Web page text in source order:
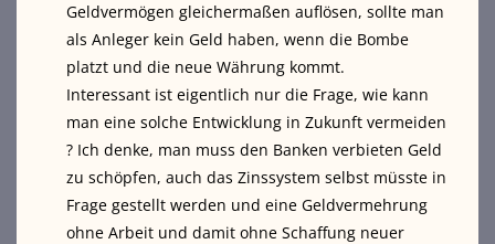
Geldvermögen gleichermaßen auflösen, sollte man
als Anleger kein Geld haben, wenn die Bombe
platzt und die neue Währung kommt.
Interessant ist eigentlich nur die Frage, wie kann
man eine solche Entwicklung in Zukunft vermeiden
? Ich denke, man muss den Banken verbieten Geld
zu schöpfen, auch das Zinssystem selbst müsste in
Frage gestellt werden und eine Geldvermehrung
ohne Arbeit und damit ohne Schaffung neuer